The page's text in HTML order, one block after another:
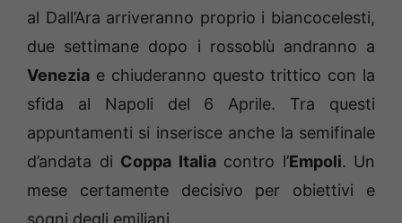
al Dall’Ara arriveranno proprio i biancocelesti,
due settimane dopo i rossoblù andranno a
Venezia e chiuderanno questo trittico con la
sfida al Napoli del 6 Aprile. Tra questi
appuntamenti si inserisce anche la semifinale
d’andata di Coppa Italiacontro l’Empoli. Un
mese certamente decisivo per obiettivi e
sogni degli emiliani.